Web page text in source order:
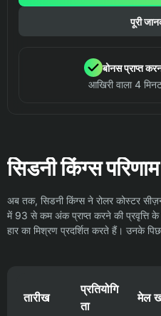
पूरी
बोनस प्राप्त
आखिरी वाला 4
सिडनी किंग्स परिणाम
अब तक, सिडनी किंग्स ने रोलर कोस्टर
में 93 से कम अंक प्राप्त करने की प्रवृत्ति
हार का मिश्रण प्रदर्शित करते हैं। उनके
तारीख
प्रतियोगि
ता
मेल